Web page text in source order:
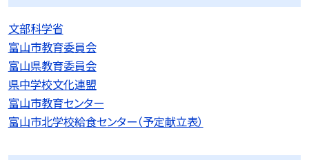
文部科学省
富山市教育委員会
富山県教育委員会
県中学校文化連盟
富山市教育センター
富山市北学校給食センター（予定献立表）